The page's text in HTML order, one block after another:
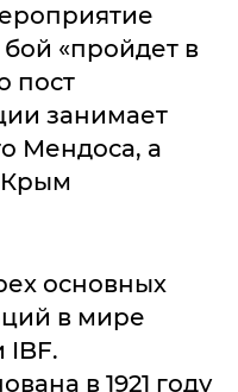
«пройдет в
пост
занимает
Мендоса, а
Крым
основных
в мире
IBF.
в 1921 году